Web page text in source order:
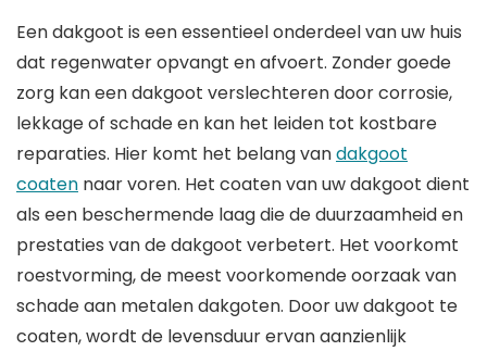
Een dakgoot is een essentieel onderdeel van uw huis
dat regenwater opvangt en afvoert. Zonder goede
zorg kan een dakgoot verslechteren door corrosie,
lekkage of schade en kan het leiden tot kostbare
reparaties. Hier komt het belang vandakgoot
coaten naar voren. Het coaten van uw dakgoot dient
als een beschermende laag die de duurzaamheid en
prestaties van de dakgoot verbetert. Het voorkomt
roestvorming, de meest voorkomende oorzaak van
schade aan metalen dakgoten. Door uw dakgoot te
coaten, wordt de levensduur ervan aanzienlijk